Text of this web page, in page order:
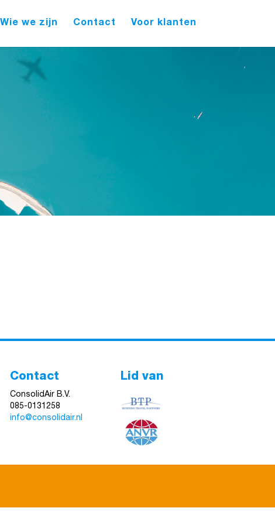
Wie we zijn Contact Voor klanten
Contact
ConsolidAir B.V.
085-0131258
info@consolidair.nl
Lid van